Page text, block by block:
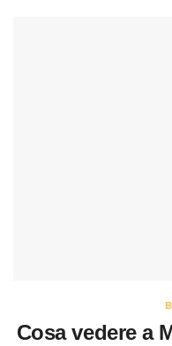
Cosa vedere a